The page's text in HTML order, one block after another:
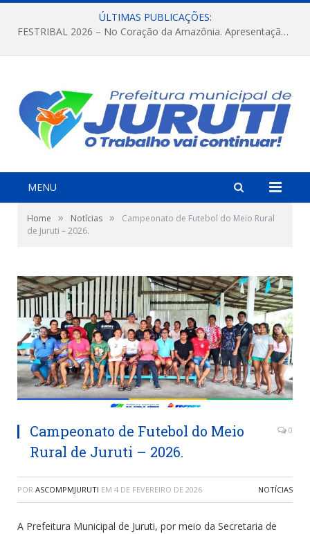
ÚLTIMAS PUBLICAÇÕES:
FESTRIBAL 2026 – No Coração da Amazônia. Apresentação da Munduruku.
MENU
Home » Notícias »
Campeonato de Futebol do Meio Rural
de Juruti – 2026.
Campeonato de Futebol do Meio
Rural de Juruti – 2026.
0
POR ASCOMPMJURUTI EM 4 DE FEVEREIRO DE 2026 NOTÍCIAS
A Prefeitura Municipal de Juruti, por meio da Secretaria de